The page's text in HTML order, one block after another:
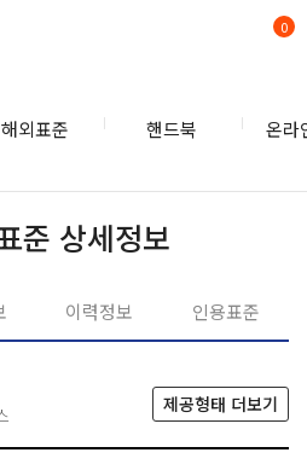
해외표준 핸드북 온라
0
준 상세정보
이력정보 인용표준
제공형태 더보기